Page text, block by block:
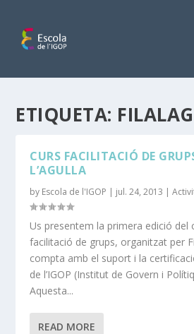
ETIQUETA:
CURS FACILITACIÓ DE
L’AGULLA
by Escola de l'IGOP | jul. 24, 2013 |
Us presentem la primera edició del
facilitació de grups, organitzat per
compta amb el suport i la
de l’IGOP (Institut de Govern i
Aquesta...
READ MORE